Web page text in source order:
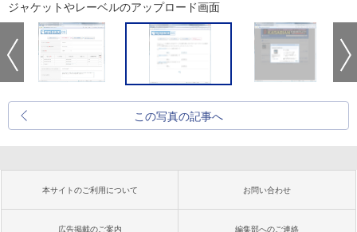
ジャケットやレーベルのアップロード画面
この写真の記事へ
本サイトのご利用について お問い合わせ
広告掲載のご案内 編集部へのご連絡